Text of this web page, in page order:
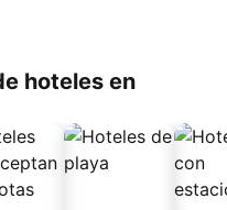
hoteles en